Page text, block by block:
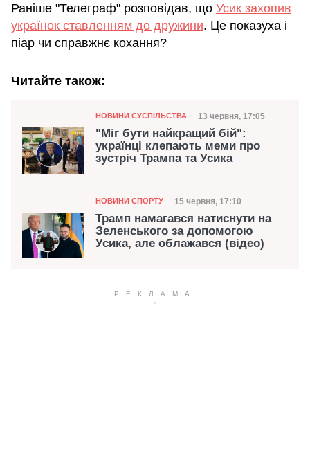
Раніше "Телеграф" розповідав, що Усик захопив
українок ставленням до дружини. Це показуха і
піар чи справжнє кохання?
Читайте також:
Категорія
НОВИНИ СУСПІЛЬСТВА Дата публікації
13 червня, 17:05
"Міг бути найкращий бій":
українці клепають меми про
зустріч Трампа та Усика
Категорія
НОВИНИ СПОРТУ Дата публікації
15 червня, 17:10
Трамп намагався натиснути на
Зеленського за допомогою
Усика, але облажався (відео)